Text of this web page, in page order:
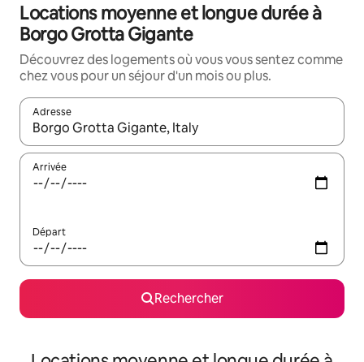
Locations moyenne et longue durée à
Borgo Grotta Gigante
Découvrez des logements où vous vous sentez comme
chez vous pour un séjour d'un mois ou plus.
Adresse
Lorsque les résultats s'affichent, utilisez les flèches vers le
Arrivée
Départ
Rechercher